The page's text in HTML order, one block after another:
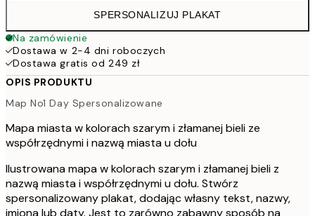
SPERSONALIZUJ PLAKAT
Na zamówienie
Dostawa w 2-4 dni roboczych
Dostawa gratis od 249 zł
OPIS PRODUKTU
Map No1 Day Spersonalizowane
Mapa miasta w kolorach szarym i złamanej bieli ze
współrzędnymi i nazwą miasta u dołu
Ilustrowana mapa w kolorach szarym i złamanej bieli z
nazwą miasta i współrzędnymi u dołu. Stwórz
spersonalizowany plakat, dodając własny tekst, nazwy,
imiona lub daty. Jest to zarówno zabawny sposób na